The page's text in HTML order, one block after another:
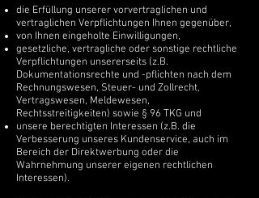
die Erfüllung unserer vorvertraglichen und
vertraglichen Verpflichtungen Ihnen gegenüber,
von Ihnen eingeholte Einwilligungen,
gesetzliche, vertragliche oder sonstige rechtliche
Verpflichtungen unsererseits (z.B.
Dokumentationsrechte und -pflichten nach dem
Rechnungswesen, Steuer- und Zollrecht,
Vertragswesen, Meldewesen,
Rechtsstreitigkeiten) sowie § 96 TKG und
unsere berechtigten Interessen (z.B. die
Verbesserung unseres Kundenservice, auch im
Bereich der Direktwerbung oder die
Wahrnehmung unserer eigenen rechtlichen
Interessen).